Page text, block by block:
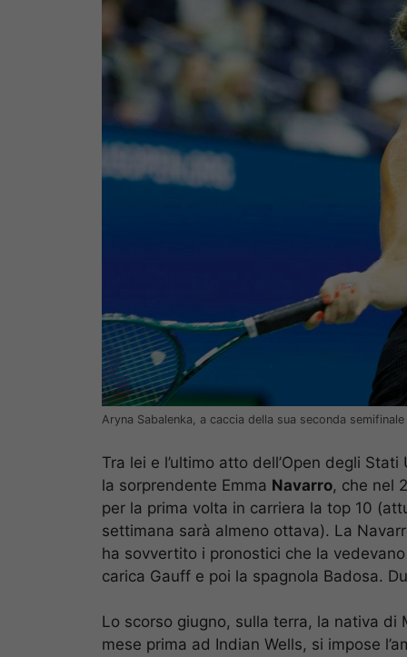
Aryna Sabalenka, a caccia della sua seconda
Tra lei e l’ultimo atto dell’Open degli
la sorprendente Emma Navarro, che nel
per la prima volta in carriera la top 10
settimana sarà almeno ottava). La
ha sovvertito i pronostici che la
carica Gauff e poi la spagnola Badosa.
Lo scorso giugno, sulla terra, la nativa
mese prima ad Indian Wells, si impose